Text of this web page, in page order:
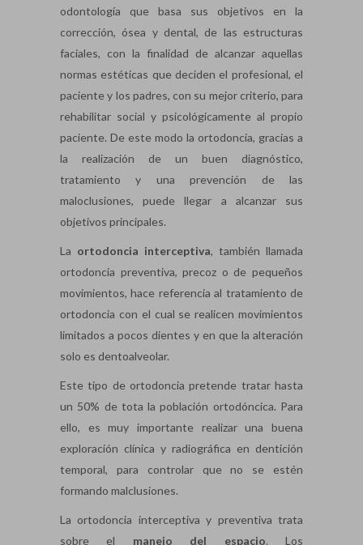
odontología que basa sus objetivos en la
corrección, ósea y dental, de las estructuras
faciales, con la finalidad de alcanzar aquellas
normas estéticas que deciden el profesional, el
paciente y los padres, con su mejor criterio, para
rehabilitar social y psicológicamente al propio
paciente. De este modo la ortodoncia, gracias a
la realización de un buen diagnóstico,
tratamiento y una prevención de las
maloclusiones, puede llegar a alcanzar sus
objetivos principales.
La ortodoncia interceptiva, también llamada
ortodoncia preventiva, precoz o de pequeños
movimientos, hace referencia al tratamiento de
ortodoncia con el cual se realicen movimientos
limitados a pocos dientes y en que la alteración
solo es dentoalveolar.
Este tipo de ortodoncia pretende tratar hasta
un 50% de tota la población ortodóncica. Para
ello, es muy importante realizar una buena
exploración clínica y radiográfica en dentición
temporal, para controlar que no se estén
formando malclusiones.
La ortodoncia interceptiva y preventiva trata
sobre el manejo del espacio. Los